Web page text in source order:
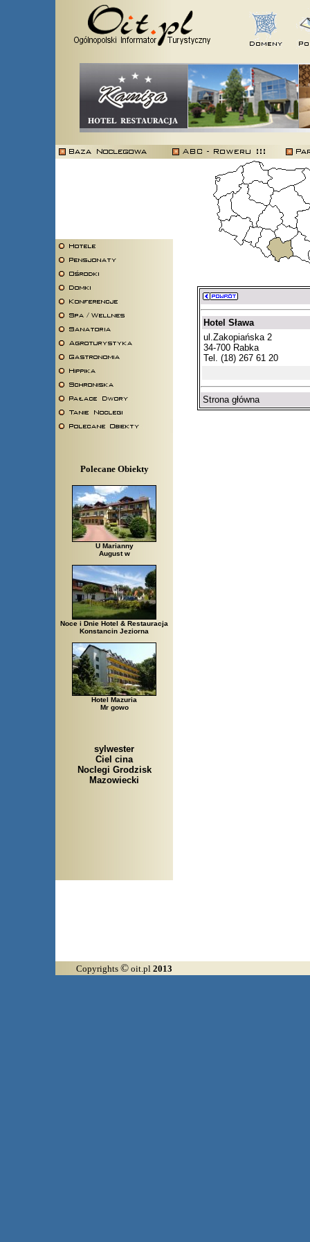
Polecane Obiekty
U Marianny
August w
Noce i Dnie Hotel & Restauracja
Konstancin Jeziorna
Hotel Mazuria
Mr gowo
sylwester
Ciel cina
Noclegi Grodzisk
Mazowiecki
Hotel Sława
ul.Zakopiańska 2
34-700 Rabka
Tel. (18) 267 61 20
Strona główna
Copyrights © oit.pl 2013